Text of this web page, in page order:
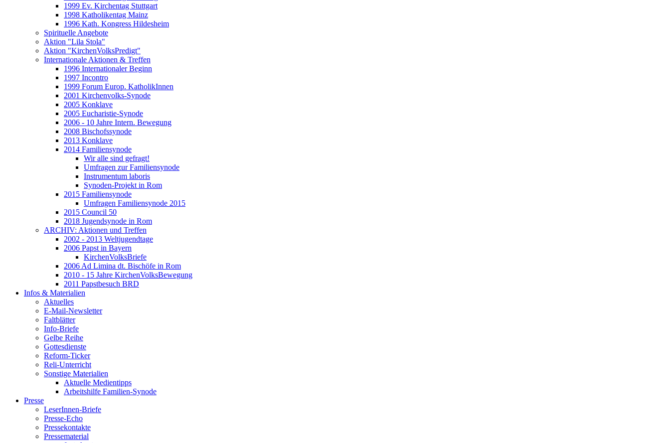
1999 Ev. Kirchentag Stuttgart
1998 Katholikentag Mainz
1996 Kath. Kongress Hildesheim
Spirituelle Angebote
Aktion "Lila Stola"
Aktion "KirchenVolksPredigt"
Internationale Aktionen & Treffen
1996 Internationaler Beginn
1997 Incontro
1999 Forum Europ. KatholikInnen
2001 Kirchenvolks-Synode
2005 Konklave
2005 Eucharistie-Synode
2006 - 10 Jahre Intern. Bewegung
2008 Bischofssynode
2013 Konklave
2014 Familiensynode
Wir alle sind gefragt!
Umfragen zur Familiensynode
Instrumentum laboris
Synoden-Projekt in Rom
2015 Familiensynode
Umfragen Familiensynode 2015
2015 Council 50
2018 Jugendsynode in Rom
ARCHIV: Aktionen und Treffen
2002 - 2013 Weltjugendtage
2006 Papst in Bayern
KirchenVolksBriefe
2006 Ad Limina dt. Bischöfe in Rom
2010 - 15 Jahre KirchenVolksBewegung
2011 Papstbesuch BRD
Infos & Materialien
Aktuelles
E-Mail-Newsletter
Faltblätter
Info-Briefe
Gelbe Reihe
Gottesdienste
Reform-Ticker
Reli-Unterricht
Sonstige Materialien
Aktuelle Medientipps
Arbeitshilfe Familien-Synode
Presse
LeserInnen-Briefe
Presse-Echo
Pressekontakte
Pressematerial